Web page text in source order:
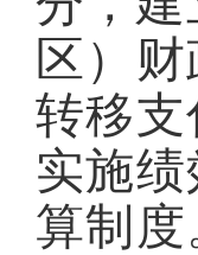
区）
转移
实施
算制